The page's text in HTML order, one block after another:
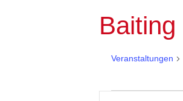
Baiting
Veranstaltungen